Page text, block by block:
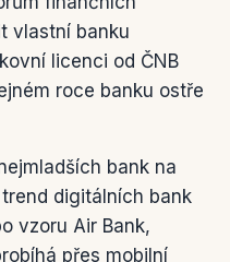
vlastní banku
licenci od ČNB
roce banku ostře
bank na
digitálních bank
vzoru Air Bank,
přes mobilní